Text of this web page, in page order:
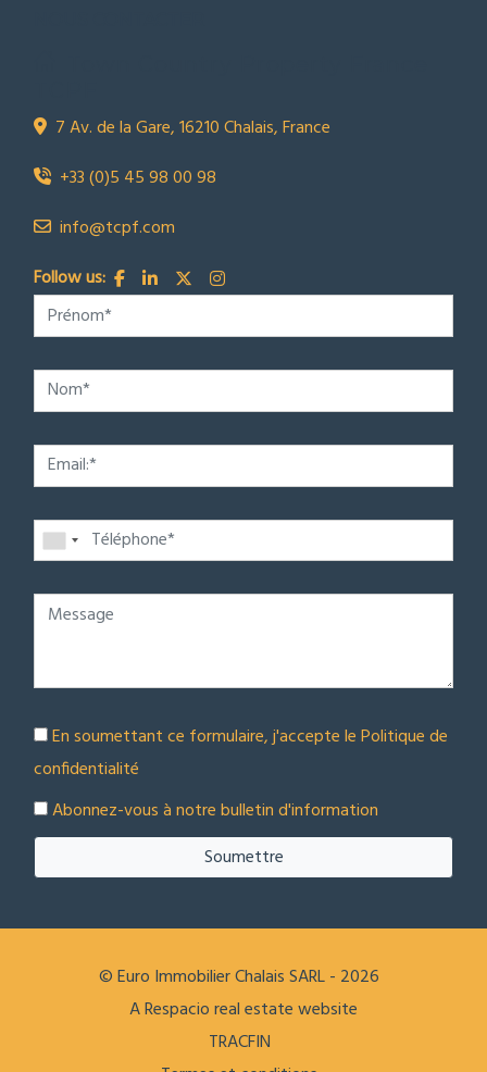
7 Av. de la Gare, 16210 Chalais, France
+33 (0)5 45 98 00 98
info@tcpf.com
Follow us:
En soumettant ce formulaire, j'accepte lePolitique de
confidentialité
Abonnez-vous à notre bulletin d'information
Soumettre
© Euro Immobilier Chalais SARL - 2026
A Respacio real estate website
TRACFIN